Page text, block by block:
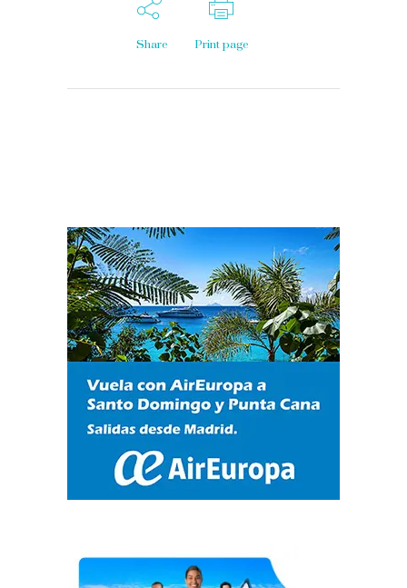
Share Print page